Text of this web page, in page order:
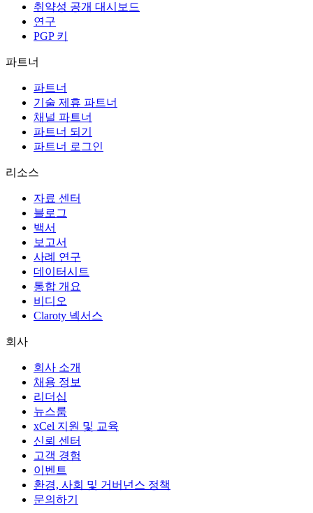
취약성 공개 대시보드
연구
PGP 키
파트너
파트너
기술 제휴 파트너
채널 파트너
파트너 되기
파트너 로그인
리소스
자료 센터
블로그
백서
보고서
사례 연구
데이터시트
통합 개요
비디오
Claroty 넥서스
회사
회사 소개
채용 정보
리더십
뉴스룸
xCel 지원 및 교육
신뢰 센터
고객 경험
이벤트
환경, 사회 및 거버넌스 정책
문의하기